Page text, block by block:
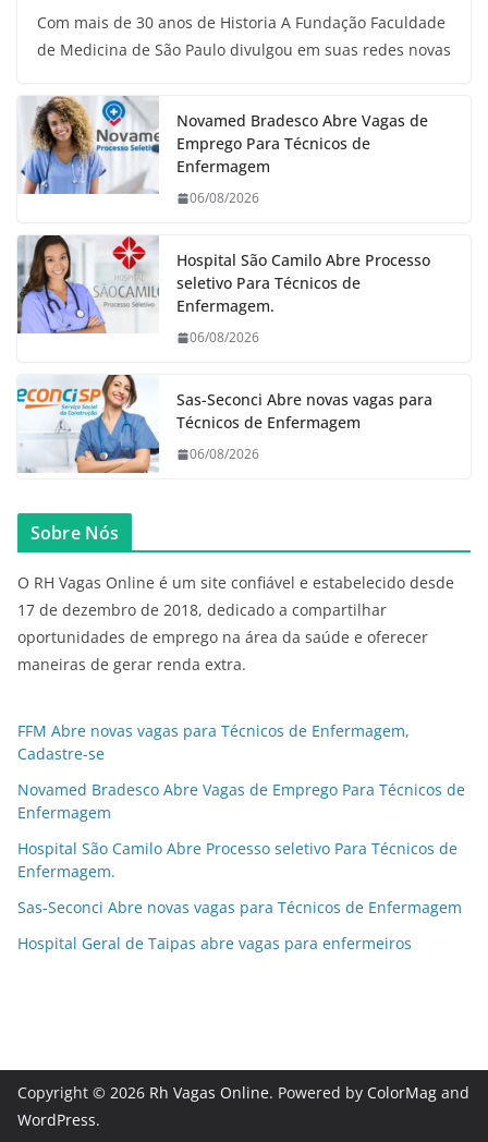
Com mais de 30 anos de Historia A Fundação Faculdade
de Medicina de São Paulo divulgou em suas redes novas
Novamed Bradesco Abre Vagas de
Emprego Para Técnicos de
Enfermagem
06/08/2026
Hospital São Camilo Abre Processo
seletivo Para Técnicos de
Enfermagem.
06/08/2026
Sas-Seconci Abre novas vagas para
Técnicos de Enfermagem
06/08/2026
Sobre Nós
O RH Vagas Online é um site confiável e estabelecido desde
17 de dezembro de 2018, dedicado a compartilhar
oportunidades de emprego na área da saúde e oferecer
maneiras de gerar renda extra.
FFM Abre novas vagas para Técnicos de Enfermagem,
Cadastre-se
Novamed Bradesco Abre Vagas de Emprego Para Técnicos de
Enfermagem
Hospital São Camilo Abre Processo seletivo Para Técnicos de
Enfermagem.
Sas-Seconci Abre novas vagas para Técnicos de Enfermagem
Hospital Geral de Taipas abre vagas para enfermeiros
Copyright © 2026 Rh Vagas Online. Powered by ColorMag and
WordPress.